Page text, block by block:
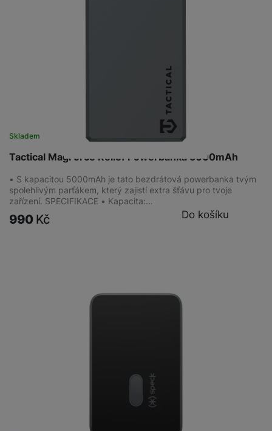
Tactical MagForce Relief Powerbanka 5000mAh
Skladem
• S kapacitou 5000mAh je tato bezdrátová powerbanka tvým
spolehlivým parťákem, který zajistí extra šťávu pro tvoje
zařízení. SPECIFIKACE • Kapacita:…
990 Kč Do košíku